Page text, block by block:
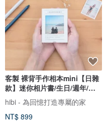
客製 裸背手作相本mini【日雜
款】迷你相片書/生日/週年/情
侶禮物
hibi - 為回憶打造專屬的家
NT$ 899